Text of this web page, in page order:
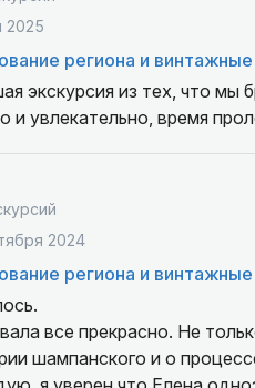
2025
региона и винтажные
экскурсия из тех, что мы
и увлекательно, время
2024
региона и винтажные
все прекрасно. Не
шампанского и о